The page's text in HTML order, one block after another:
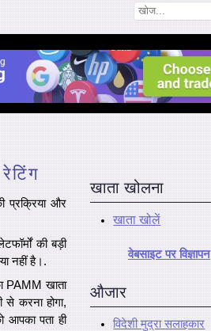
प्रक्रिया और
की बड़ी
नहीं है।.
खाता
करना होगा,
आपका पता ही
खाता खोलना
खाता खोलें
वेबसाइट पर विज्ञापन
औजार
विदेशी मुद्रा सलाहकार